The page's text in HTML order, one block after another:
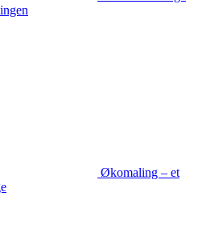
Økomaling – et